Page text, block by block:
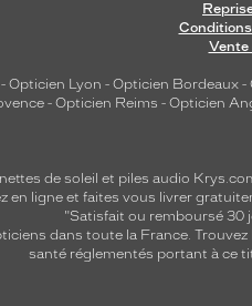
Vente
- Opticien Lyon - Opticien Bordeaux -
- Opticien Reims - Opticien
de soleil et piles audio
en ligne et faites vous livrer
"Satisfait ou remboursé 30
dans toute la France. Trouvez
santé réglementés portant à ce